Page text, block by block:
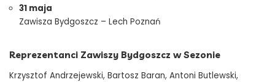
31 maja
Zawisza Bydgoszcz – Lech Poznań
Reprezentanci Zawiszy Bydgoszcz w Sezonie
Krzysztof Andrzejewski, Bartosz Baran, Antoni Butlewski,